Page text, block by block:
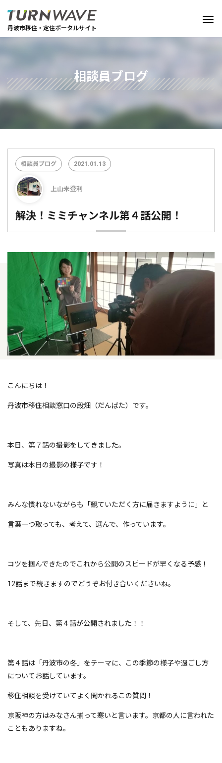
丹波市移住・定住ポータルサイト
相談員ブログ
相談員ブログ 2021.01.13
上山未登利
解決！ミミチャンネル第４話公開！
こんにちは！
丹波市移住相談窓口の段畑（だんばた）です。
本日、第７話の撮影をしてきました。
写真は本日の撮影の様子です！
みんな慣れないながらも「観ていただく方に届きますように」と
言葉一つ取っても、考えて、選んで、作っています。
コツを掴んできたのでこれから公開のスピードが早くなる予感！
12話まで続きますのでどうぞお付き合いくださいね。
そして、先日、第４話が公開されました！！
第４話は「丹波市の冬」をテーマに、この季節の様子や過ごし方
についてお話しています。
移住相談を受けていてよく聞かれるこの質問！
京阪神の方はみなさん揃って寒いと言います。京都の人に言われた
こともありますね。